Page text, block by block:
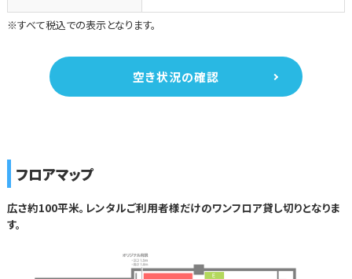
※すべて税込での表示となります。
空き状況の確認
フロアマップ
広さ約100平米。レンタルご利用者様だけのワンフロア貸し切りとなりま
す。